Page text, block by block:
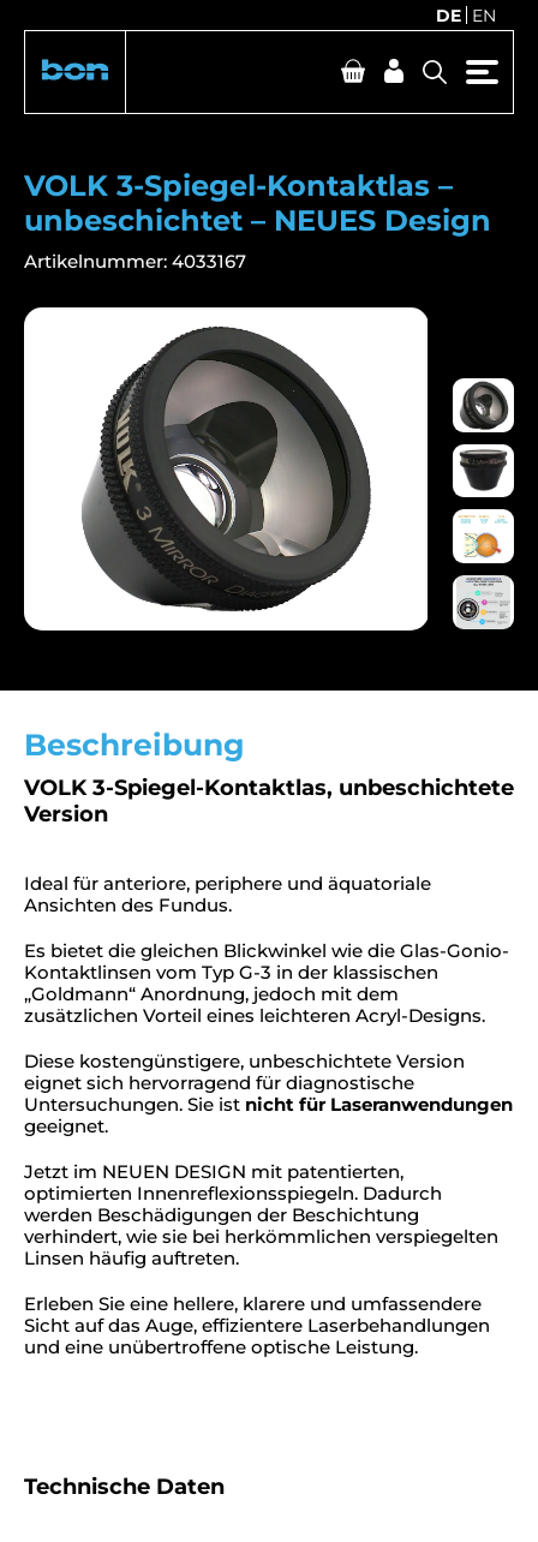
DE EN
VOLK 3-Spiegel-Kontaktlas –
unbeschichtet – NEUES Design
Artikelnummer: 4033167
Beschreibung
VOLK 3-Spiegel-Kontaktlas, unbeschichtete
Version
Ideal für anteriore, periphere und äquatoriale
Ansichten des Fundus.
Es bietet die gleichen Blickwinkel wie die Glas-Gonio-
Kontaktlinsen vom Typ G-3 in der klassischen
„Goldmann“ Anordnung, jedoch mit dem
zusätzlichen Vorteil eines leichteren Acryl-Designs.
Diese kostengünstigere, unbeschichtete Version
eignet sich hervorragend für diagnostische
Untersuchungen. Sie ist nicht für Laseranwendungen
geeignet.
Jetzt im NEUEN DESIGN mit patentierten,
optimierten Innenreflexionsspiegeln. Dadurch
werden Beschädigungen der Beschichtung
verhindert, wie sie bei herkömmlichen verspiegelten
Linsen häufig auftreten.
Erleben Sie eine hellere, klarere und umfassendere
Sicht auf das Auge, effizientere Laserbehandlungen
und eine unübertroffene optische Leistung.
Technische Daten